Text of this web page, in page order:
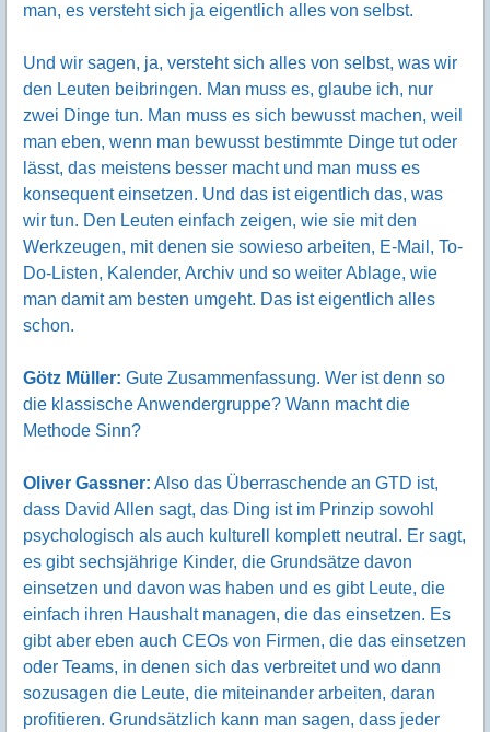
man, es versteht sich ja eigentlich alles von selbst.
Und wir sagen, ja, versteht sich alles von selbst, was wir
den Leuten beibringen. Man muss es, glaube ich, nur
zwei Dinge tun. Man muss es sich bewusst machen, weil
man eben, wenn man bewusst bestimmte Dinge tut oder
lässt, das meistens besser macht und man muss es
konsequent einsetzen. Und das ist eigentlich das, was
wir tun. Den Leuten einfach zeigen, wie sie mit den
Werkzeugen, mit denen sie sowieso arbeiten, E-Mail, To-
Do-Listen, Kalender, Archiv und so weiter Ablage, wie
man damit am besten umgeht. Das ist eigentlich alles
schon.
Götz Müller: Gute Zusammenfassung. Wer ist denn so
die klassische Anwendergruppe? Wann macht die
Methode Sinn?
Oliver Gassner: Also das Überraschende an GTD ist,
dass David Allen sagt, das Ding ist im Prinzip sowohl
psychologisch als auch kulturell komplett neutral. Er sagt,
es gibt sechsjährige Kinder, die Grundsätze davon
einsetzen und davon was haben und es gibt Leute, die
einfach ihren Haushalt managen, die das einsetzen. Es
gibt aber eben auch CEOs von Firmen, die das einsetzen
oder Teams, in denen sich das verbreitet und wo dann
sozusagen die Leute, die miteinander arbeiten, daran
profitieren. Grundsätzlich kann man sagen, dass jeder